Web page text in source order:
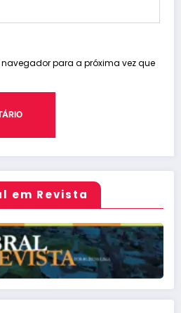
para a próxima vez que
em Revista